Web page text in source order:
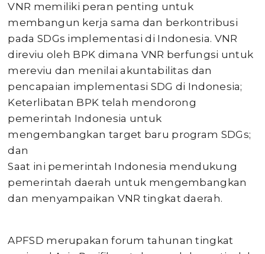
VNR memiliki peran penting untuk
membangun kerja sama dan berkontribusi
pada SDGs implementasi di Indonesia. VNR
direviu oleh BPK dimana VNR berfungsi untuk
mereviu dan menilai akuntabilitas dan
pencapaian implementasi SDG di Indonesia;
Keterlibatan BPK telah mendorong
pemerintah Indonesia untuk
mengembangkan target baru program SDGs;
dan
Saat ini pemerintah Indonesia mendukung
pemerintah daerah untuk mengembangkan
dan menyampaikan VNR tingkat daerah.
APFSD merupakan forum tahunan tingkat